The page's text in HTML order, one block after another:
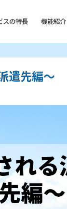
スの特長 機能紹介
遣先編～